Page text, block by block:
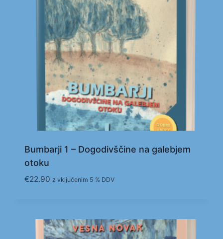
Bumbarji 1 – Dogodivščine na galebjem
otoku
€22.90 z vključenim 5 % DDV